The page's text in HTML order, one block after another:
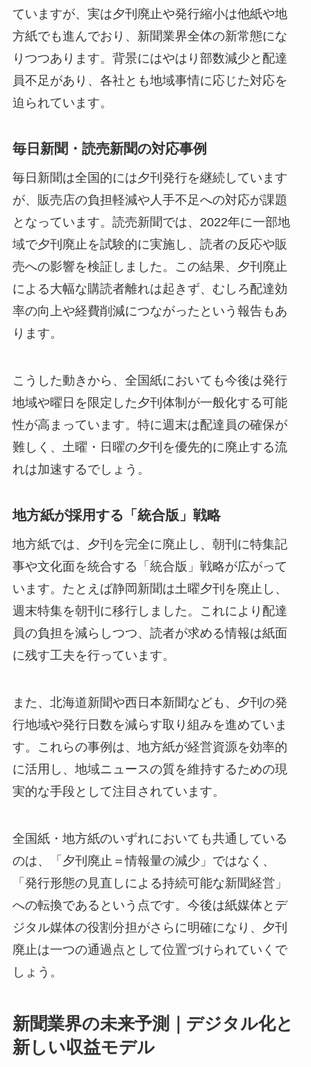
ていますが、実は夕刊廃止や発行縮小は他紙や地
方紙でも進んでおり、新聞業界全体の新常態にな
りつつあります。背景にはやはり部数減少と配達
員不足があり、各社とも地域事情に応じた対応を
迫られています。
毎日新聞・読売新聞の対応事例
毎日新聞は全国的には夕刊発行を継続しています
が、販売店の負担軽減や人手不足への対応が課題
となっています。読売新聞では、2022年に一部地
域で夕刊廃止を試験的に実施し、読者の反応や販
売への影響を検証しました。この結果、夕刊廃止
による大幅な購読者離れは起きず、むしろ配達効
率の向上や経費削減につながったという報告もあ
ります。
こうした動きから、全国紙においても今後は発行
地域や曜日を限定した夕刊体制が一般化する可能
性が高まっています。特に週末は配達員の確保が
難しく、土曜・日曜の夕刊を優先的に廃止する流
れは加速するでしょう。
地方紙が採用する「統合版」戦略
地方紙では、夕刊を完全に廃止し、朝刊に特集記
事や文化面を統合する「統合版」戦略が広がって
います。たとえば静岡新聞は土曜夕刊を廃止し、
週末特集を朝刊に移行しました。これにより配達
員の負担を減らしつつ、読者が求める情報は紙面
に残す工夫を行っています。
また、北海道新聞や西日本新聞なども、夕刊の発
行地域や発行日数を減らす取り組みを進めていま
す。これらの事例は、地方紙が経営資源を効率的
に活用し、地域ニュースの質を維持するための現
実的な手段として注目されています。
全国紙・地方紙のいずれにおいても共通している
のは、「夕刊廃止＝情報量の減少」ではなく、
「発行形態の見直しによる持続可能な新聞経営」
への転換であるという点です。今後は紙媒体とデ
ジタル媒体の役割分担がさらに明確になり、夕刊
廃止は一つの通過点として位置づけられていくで
しょう。
新聞業界の未来予測｜デジタル化と
新しい収益モデル